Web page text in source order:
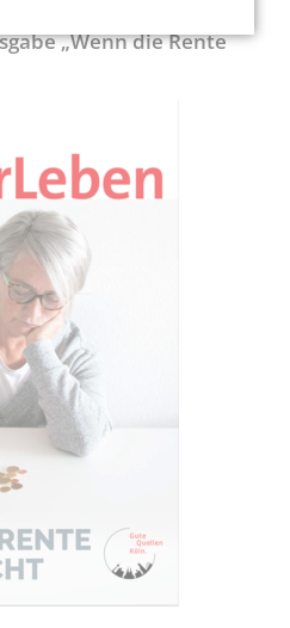
„Wenn die Rente